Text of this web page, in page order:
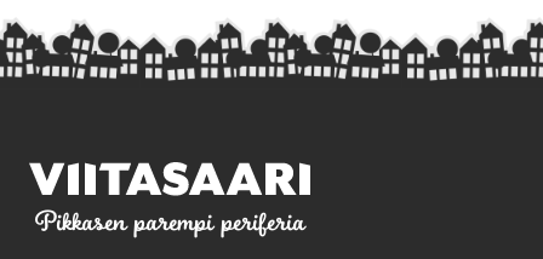
Pikkasen parempi periferia